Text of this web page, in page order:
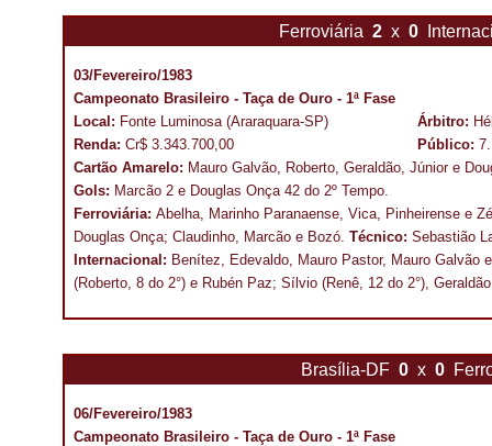
Ferroviária 2 x 0
03/Fevereiro/1983
Campeonato Brasileiro - Taça de Ouro - 1ª Fase
Local: Fonte Luminosa (Araraquara-SP) Árbitro:
Renda: Cr$ 3.343.700,00 Público:
Cartão Amarelo: Mauro Galvão, Roberto, Geraldão, Júnior e
Gols: Marcão 2 e Douglas Onça 42 do 2º Tempo.
Ferroviária: Abelha, Marinho Paranaense, Vica, Pinheirense e
Douglas Onça; Claudinho, Marcão e Bozó. Técnico: Sebastião
Internacional: Benítez, Edevaldo, Mauro Pastor, Mauro Galvão
(Roberto, 8 do 2°) e Rubén Paz; Sílvio (Renê, 12 do 2°),
Brasília-DF 0 x 0
06/Fevereiro/1983
Campeonato Brasileiro - Taça de Ouro - 1ª Fase